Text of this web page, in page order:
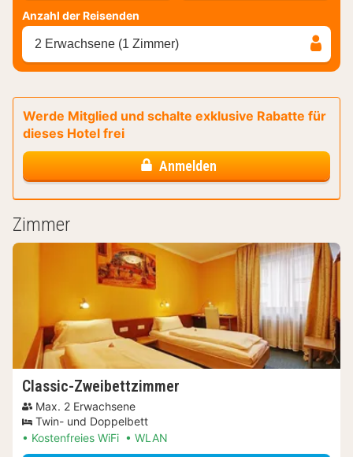
Anzahl der Reisenden
2 Erwachsene (1 Zimmer)
Werde Mitglied und schalte exklusive Rabatte für
dieses Hotel frei
Anmelden
Zimmer
Classic-Zweibettzimmer
Max. 2 Erwachsene
Twin- und Doppelbett
Kostenfreies WiFi
WLAN